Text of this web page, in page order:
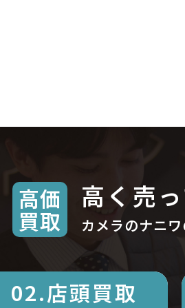
高価
買取
高く売
カメラのナニ
02.店頭買取